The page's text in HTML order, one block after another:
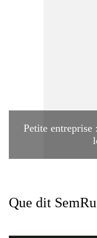
Petite
Que dit